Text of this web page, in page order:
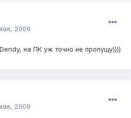
2009
на ПК уж точно не пропущу))))
2009